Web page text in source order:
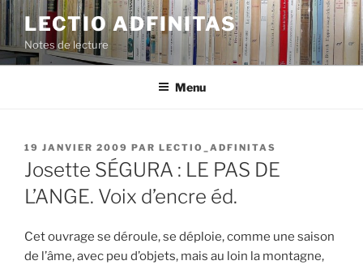
Aller
au
contenu
principal
LECTIO ADFINITAS
Notes de lecture
Menu
PUBLIÉ
LE
19 JANVIER 2009 PAR LECTIO_ADFINITAS
Josette SÉGURA : LE PAS DE
L’ANGE. Voix d’encre éd.
Cet ouvrage se déroule, se déploie, comme une saison
de l’âme, avec peu d’objets, mais au loin la montagne,